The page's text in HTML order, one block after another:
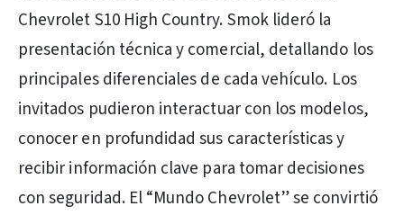
Chevrolet S10 High Country. Smok lideró la
presentación técnica y comercial, detallando los
principales diferenciales de cada vehículo. Los
invitados pudieron interactuar con los modelos,
conocer en profundidad sus características y
recibir información clave para tomar decisiones
con seguridad. El “Mundo Chevrolet” se convirtió